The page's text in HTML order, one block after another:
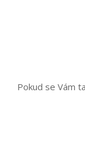
Pokud se Vám